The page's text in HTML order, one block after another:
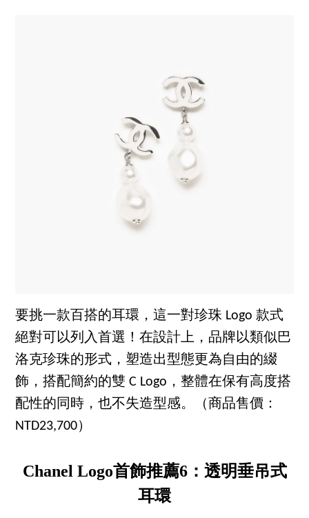
要挑一款百搭的耳環，這一對珍珠 Logo 款式
絕對可以列入首選！在設計上，品牌以類似巴
洛克珍珠的形式，塑造出型態更為自由的綴
飾，搭配簡約的雙 C Logo，整體在保有高度搭
配性的同時，也不失造型感。（商品售價：
NTD23,700）
Chanel Logo首飾推薦6：透明垂吊式
耳環